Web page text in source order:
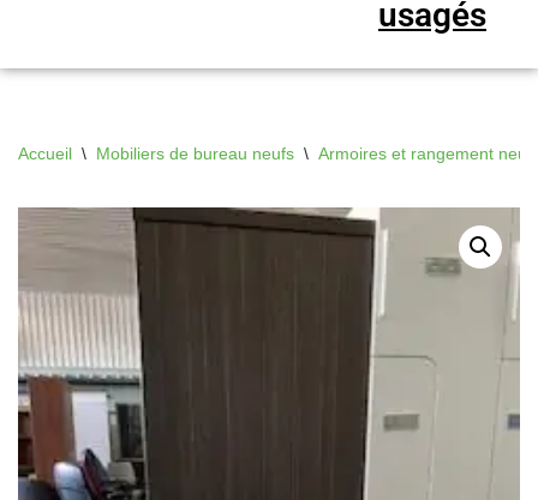
usagés
Accueil \ Mobiliers de bureau neufs \ Armoires et rangement